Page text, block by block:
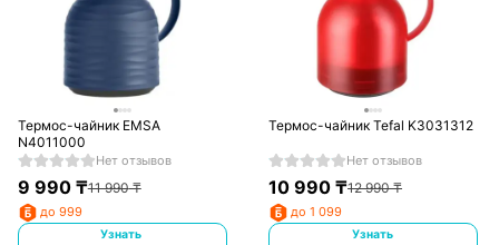
Термос-чайник EMSA
N4011000
Нет отзывов
9 990₸11 990₸
до 999
Узнать
Термос-чайник Tefal K3031312
Нет отзывов
10 990 ₸12 990₸
до 1 099
Узнать